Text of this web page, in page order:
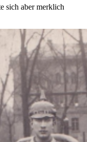
sich aber merklich